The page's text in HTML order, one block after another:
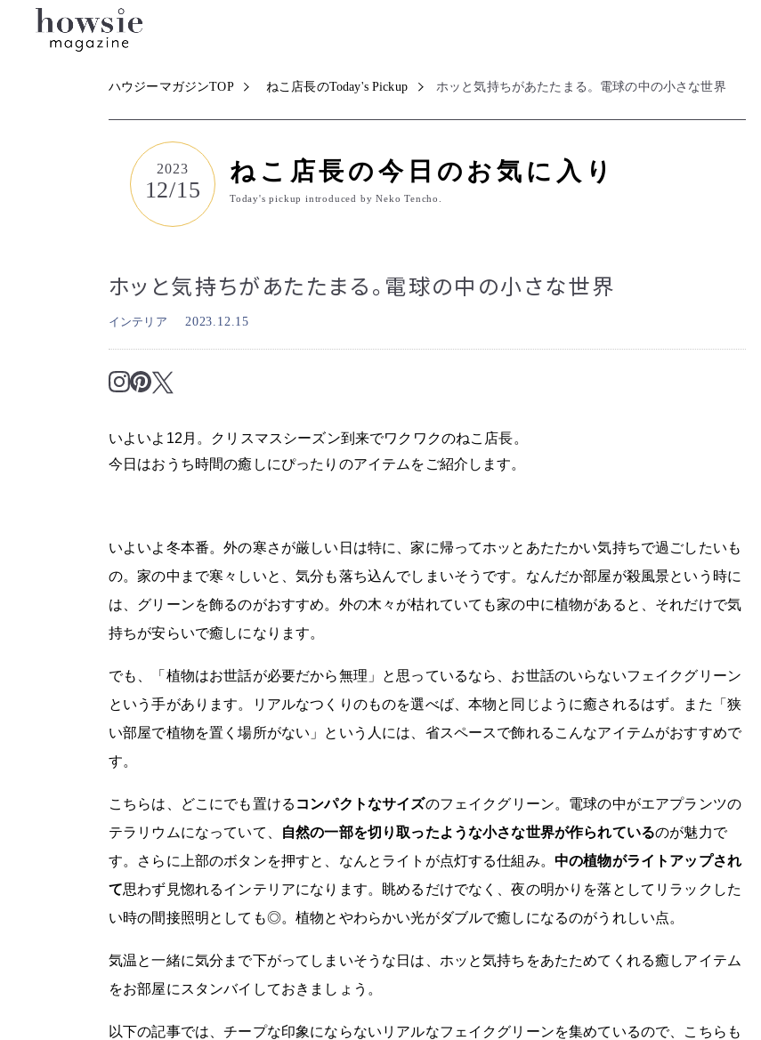
ハウジーマガジンTOP ねこ店長のToday's Pickup ホッと気持ちがあたたまる。電球の中の小さな世界
2023
12/15
ねこ店長の今日のお気に入り
Today's pickup introduced by Neko Tencho.
ホッと気持ちがあたたまる。電球の中の小さな世界
インテリア 2023.12.15
いよいよ12月。クリスマスシーズン到来でワクワクのねこ店長。
今日はおうち時間の癒しにぴったりのアイテムをご紹介します。
いよいよ冬本番。外の寒さが厳しい日は特に、家に帰ってホッとあたたかい気持ちで過ごしたいも
の。家の中まで寒々しいと、気分も落ち込んでしまいそうです。なんだか部屋が殺風景という時に
は、グリーンを飾るのがおすすめ。外の木々が枯れていても家の中に植物があると、それだけで気
持ちが安らいで癒しになります。
でも、「植物はお世話が必要だから無理」と思っているなら、お世話のいらないフェイクグリーン
という手があります。リアルなつくりのものを選べば、本物と同じように癒されるはず。また「狭
い部屋で植物を置く場所がない」という人には、省スペースで飾れるこんなアイテムがおすすめで
す。
こちらは、どこにでも置ける コンパクトなサイズのフェイクグリーン。電球の中がエアプランツの
テラリウムになっていて、
自然の一部を切り取ったような小さな世界が作られているのが魅力で
す。さらに上部のボタンを押すと、なんとライトが点灯する仕組み。 中の植物がライトアップされ
て思わず見惚れるインテリアになります。眺めるだけでなく、夜の明かりを落としてリラックした
い時の間接照明としても◎。植物とやわらかい光がダブルで癒しになるのがうれしい点。
気温と一緒に気分まで下がってしまいそうな日は、ホッと気持ちをあたためてくれる癒しアイテム
をお部屋にスタンバイしておきましょう。
以下の記事では、チープな印象にならないリアルなフェイクグリーンを集めているので、こちらも